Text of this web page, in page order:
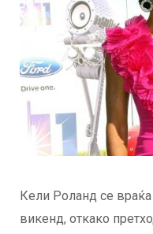
Кели Роланд се
викенд, откако